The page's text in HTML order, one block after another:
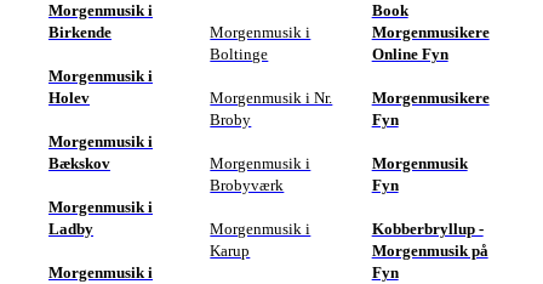
Morgenmusik i
Birkende
Morgenmusik i
Holev
Morgenmusik i
Bækskov
Morgenmusik i
Ladby
Morgenmusik i
Morgenmusik i
Boltinge
Morgenmusik i Nr.
Broby
Morgenmusik i
Brobyværk
Morgenmusik i
Karup
Book
Morgenmusikere
Online Fyn
Morgenmusikere
Fyn
Morgenmusik
Fyn
Kobberbryllup -
Morgenmusik på
Fyn